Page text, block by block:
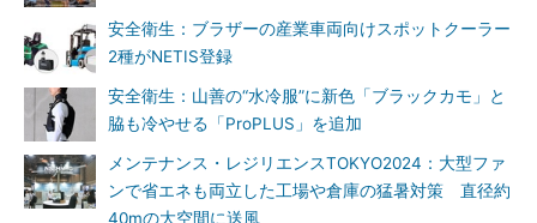
安全衛生：ブラザーの産業車両向けスポットクーラー
2種がNETIS登録
安全衛生：山善の“水冷服”に新色「ブラックカモ」と
脇も冷やせる「ProPLUS」を追加
メンテナンス・レジリエンスTOKYO2024：大型ファ
ンで省エネも両立した工場や倉庫の猛暑対策 直径約
40mの大空間に送風